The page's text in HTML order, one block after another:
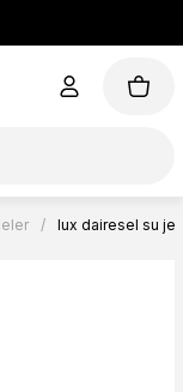
lux dairesel su jeti